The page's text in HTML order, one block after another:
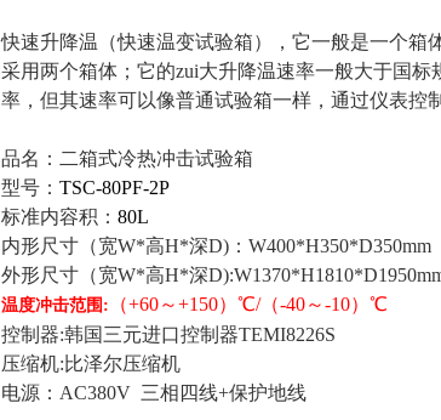
快速升降温（快速温变试验箱），它一般是一个箱
采用两个箱体；它的zui大升降温速率一般大于国标
率，但其速率可以像普通试验箱一样，通过仪表控
品名：二箱式冷热冲击试验箱
型号： TSC-80PF-2P
标准内容积： 80L
内形尺寸（宽W*高H*深D)：W400*H350*D350mm
外形尺寸 （宽W*高H*深D)
温度冲击范围:
（+60～+150）℃/（-40～-10）℃
控制器:韩国三元进口控制器TEMI8226S
压缩机:比泽尔压缩机
电源：AC380V 三相四线+保护地线